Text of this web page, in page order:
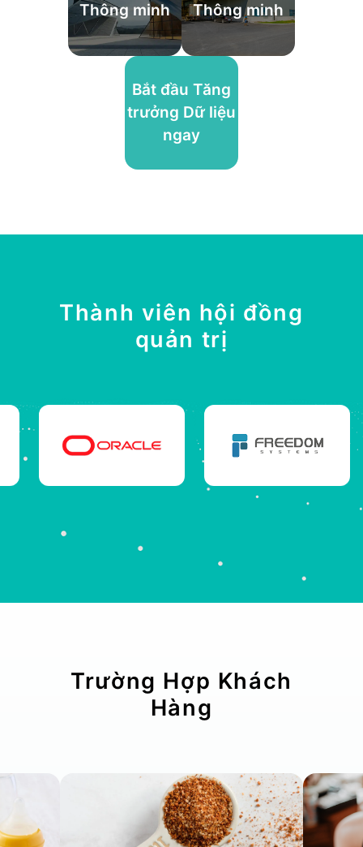
Thông minh
Thông minh
Bắt đầu Tăng
trưởng Dữ liệu
ngay
Thành viên hội đồng
quản trị
Trường Hợp Khách
Hàng